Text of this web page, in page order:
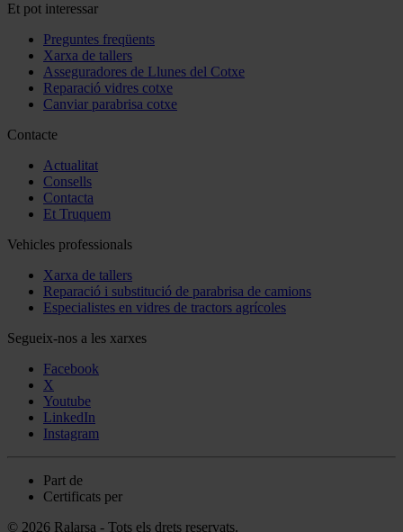
Et pot interessar
Preguntes freqüents
Xarxa de tallers
Asseguradores de Llunes del Cotxe
Reparació vidres cotxe
Canviar parabrisa cotxe
Contacte
Actualitat
Consells
Contacta
Et Truquem
Vehicles professionals
Xarxa de tallers
Reparació i substitució de parabrisa de camions
Especialistes en vidres de tractors agrícoles
Segueix-nos a les xarxes
Facebook
X
Youtube
LinkedIn
Instagram
Part de
Certificats per
© 2026 Ralarsa - Tots els drets reservats.